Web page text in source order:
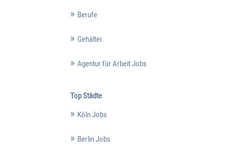
Berufe
Gehälter
Agentur für Arbeit Jobs
Top Städte
Köln Jobs
Berlin Jobs